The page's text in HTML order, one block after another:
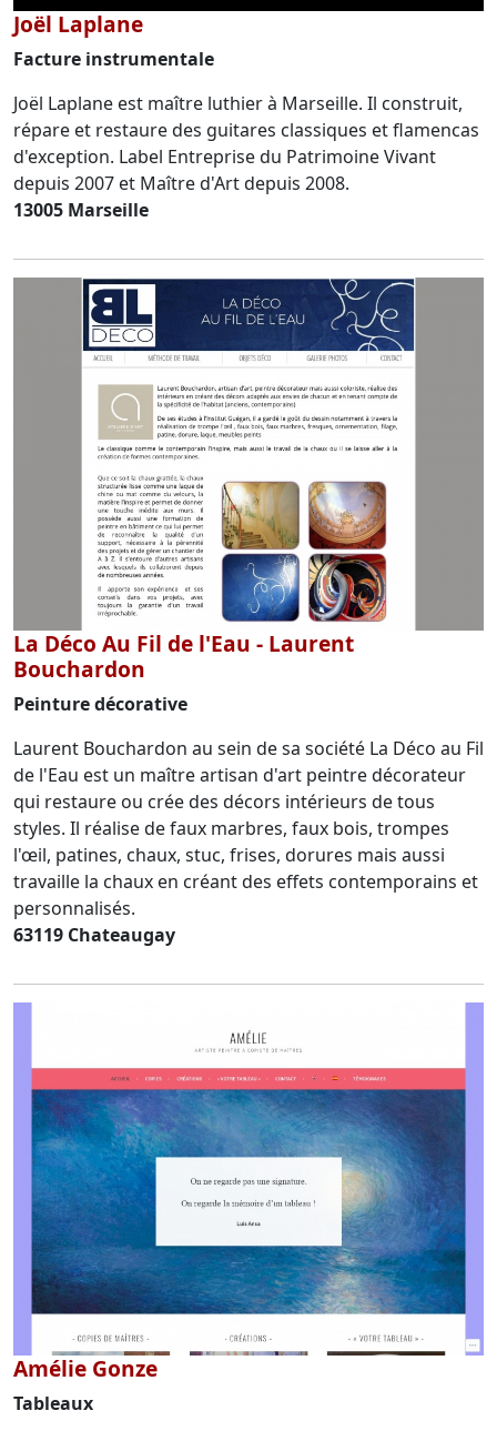
Joël Laplane
Facture instrumentale
Joël Laplane est maître luthier à Marseille. Il construit,
répare et restaure des guitares classiques et flamencas
d'exception. Label Entreprise du Patrimoine Vivant
depuis 2007 et Maître d'Art depuis 2008.
13005 Marseille
La Déco Au Fil de l'Eau - Laurent
Bouchardon
Peinture décorative
Laurent Bouchardon au sein de sa société La Déco au Fil
de l'Eau est un maître artisan d'art peintre décorateur
qui restaure ou crée des décors intérieurs de tous
styles. Il réalise de faux marbres, faux bois, trompes
l'œil, patines, chaux, stuc, frises, dorures mais aussi
travaille la chaux en créant des effets contemporains et
personnalisés.
63119 Chateaugay
Amélie Gonze
Tableaux